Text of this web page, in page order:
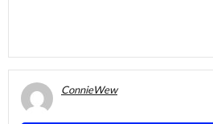
ConnieWew